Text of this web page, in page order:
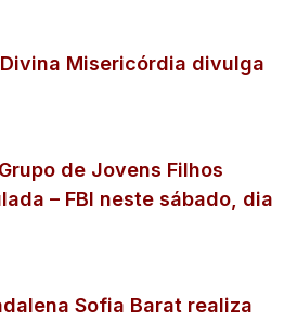
Misericórdia divulga
de Jovens Filhos
– FBI neste sábado, dia
Sofia Barat realiza